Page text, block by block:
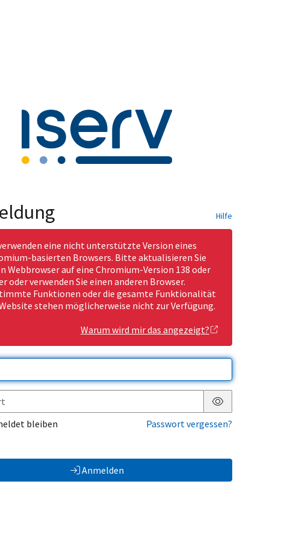
Hilfe
eine nicht unterstützte Version eines
basierten Browsers. Bitte aktualisieren Sie
Webbrowser auf eine Chromium-Version 138 oder
oder verwenden Sie einen anderen Browser.
Funktionen oder die gesamte Funktionalität
stehen möglicherweise nicht zur Verfügung.
Warum wird mir das angezeigt?
Passwort anzeigen
bleiben
Passwort vergessen?
Anmelden